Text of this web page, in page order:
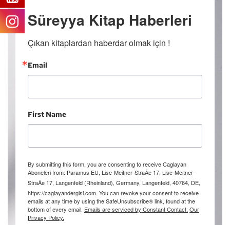
Süreyya Kitap Haberleri
Çıkan kitaplardan haberdar olmak için !
Email
First Name
By submitting this form, you are consenting to receive Caglayan
Aboneleri from: Paramus EU, Lise-Meitner-StraÃe 17, Lise-Meitner-
StraÃe 17, Langenfeld (Rheinland), Germany, Langenfeld, 40764, DE,
https://caglayandergisi.com. You can revoke your consent to receive
emails at any time by using the SafeUnsubscribe® link, found at the
bottom of every email. Emails are serviced by Constant Contact. Our
Privacy Policy.